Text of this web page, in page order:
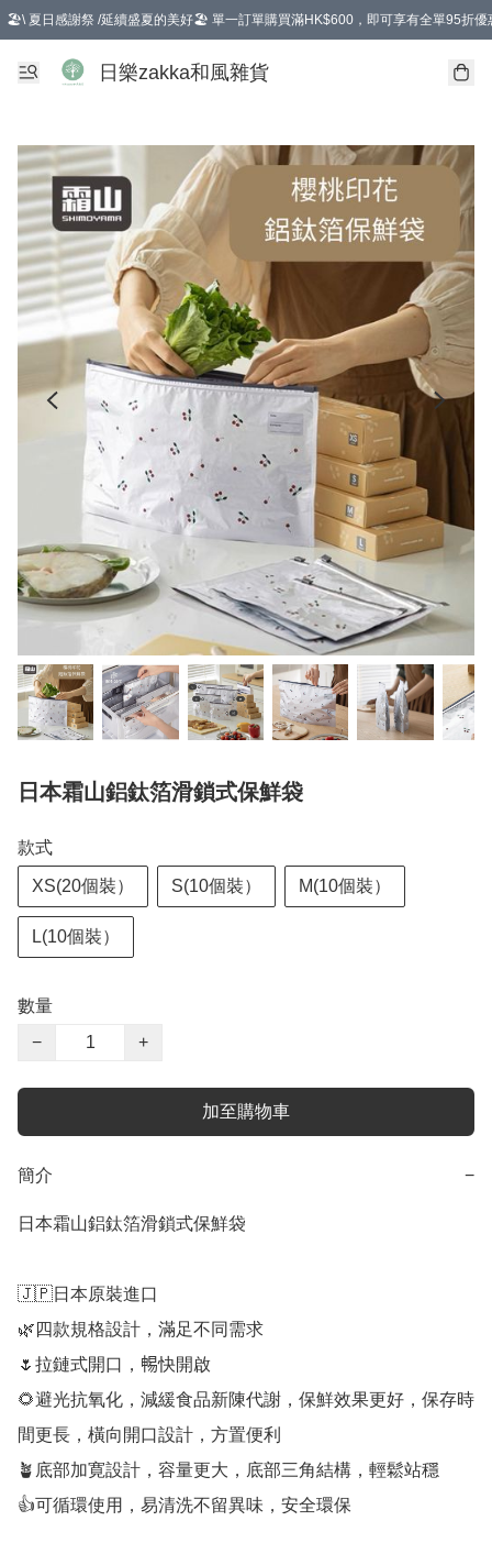
🏖️\ 夏日感謝祭 /延續盛夏的美好🏖️ 單一訂單購買滿HK$600，即可享有全單95折優
選擇GoGoX住宅/工商地址配送，單一訂單消費購物滿HK$680(折扣後），可享有
日樂zakka和風雜貨
日本霜山鋁鈦箔滑鎖式保鮮袋
款式
XS(20個裝） S(10個裝） M(10個裝）
L(10個裝）
數量
−
+
加至購物車
簡介 −
日本霜山鋁鈦箔滑鎖式保鮮袋
🇯🇵日本原裝進口
🌿四款規格設計，滿足不同需求
🌷拉鏈式開口，𣈱快開啟
🌻避光抗氧化，減緩食品新陳代謝，保鮮效果更好，保存時
間更長，橫向開口設計，方置便利
🪴底部加寛設計，容量更大，底部三角結構，輕鬆站穩
👍可循環使用，易清洗不留異味，安全環保